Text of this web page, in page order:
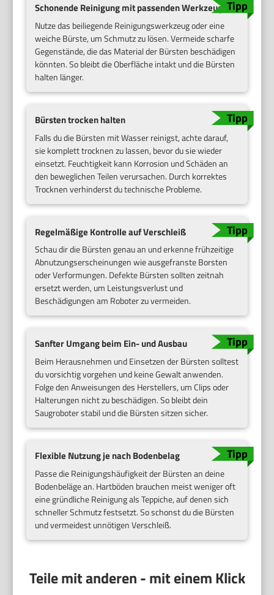
Schonende Reinigung mit passenden Werkzeugen
Nutze das beiliegende Reinigungswerkzeug oder eine
weiche Bürste, um Schmutz zu lösen. Vermeide scharfe
Gegenstände, die das Material der Bürsten beschädigen
könnten. So bleibt die Oberfläche intakt und die Bürsten
halten länger.
Bürsten trocken halten
Falls du die Bürsten mit Wasser reinigst, achte darauf,
sie komplett trocknen zu lassen, bevor du sie wieder
einsetzt. Feuchtigkeit kann Korrosion und Schäden an
den beweglichen Teilen verursachen. Durch korrektes
Trocknen verhinderst du technische Probleme.
Regelmäßige Kontrolle auf Verschleiß
Schau dir die Bürsten genau an und erkenne frühzeitige
Abnutzungserscheinungen wie ausgefranste Borsten
oder Verformungen. Defekte Bürsten sollten zeitnah
ersetzt werden, um Leistungsverlust und
Beschädigungen am Roboter zu vermeiden.
Sanfter Umgang beim Ein- und Ausbau
Beim Herausnehmen und Einsetzen der Bürsten solltest
du vorsichtig vorgehen und keine Gewalt anwenden.
Folge den Anweisungen des Herstellers, um Clips oder
Halterungen nicht zu beschädigen. So bleibt dein
Saugroboter stabil und die Bürsten sitzen sicher.
Flexible Nutzung je nach Bodenbelag
Passe die Reinigungshäufigkeit der Bürsten an deine
Bodenbeläge an. Hartböden brauchen meist weniger oft
eine gründliche Reinigung als Teppiche, auf denen sich
schneller Schmutz festsetzt. So schonst du die Bürsten
und vermeidest unnötigen Verschleiß.